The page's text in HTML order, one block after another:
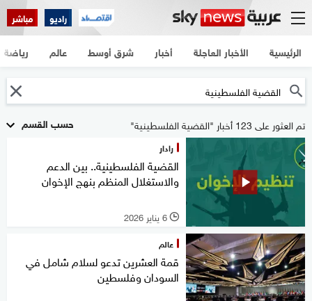
راديو مباشر
الرئيسية الأخبار العاجلة أخبار شرق أوسط عالم رياضة
حسب القسم تم العثور على 123 أخبار "القضية الفلسطينية"
رادار
القضية الفلسطينية.. بين الدعم
والاستغلال المنظم بنهج الإخوان
l 6 يناير 2026
عالم
قمة العشرين تدعو لسلام شامل في
السودان وفلسطين